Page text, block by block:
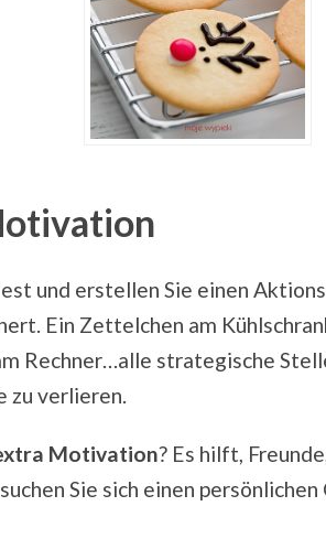
und erstellen Sie einen
Ein Zettelchen am
Rechner…alle strategische
zu verlieren.
Motivation? Es hilft,
Sie sich einen persönlichen